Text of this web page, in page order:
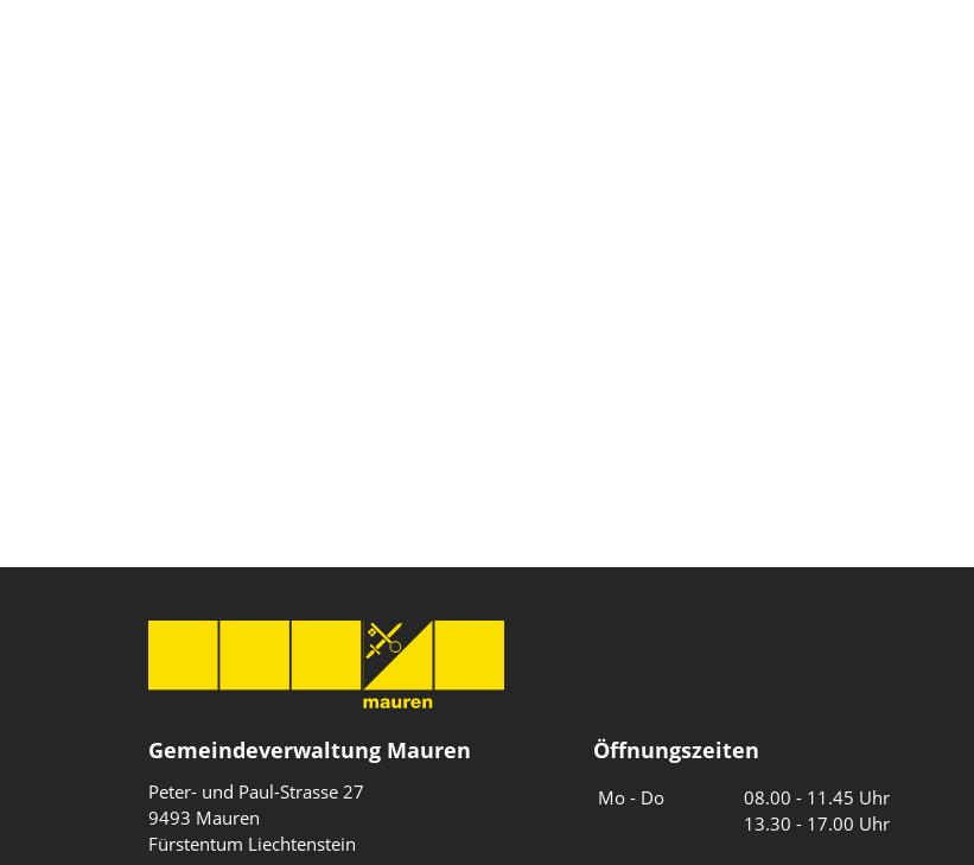
Gemeindeverwaltung Mauren
Peter- und Paul-Strasse 27
9493 Mauren
Fürstentum Liechtenstein
Öffnungszeiten
Mo - Do
08.00 - 11.45 Uhr
13.30 - 17.00 Uhr